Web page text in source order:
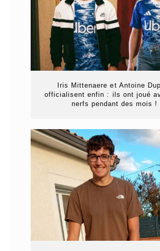
Iris Mittenaere et Antoine
officialisent enfin : ils ont joué
nerfs pendant des mois !